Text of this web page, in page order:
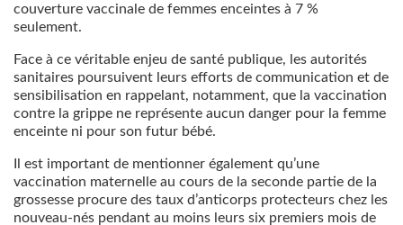
couverture vaccinale de femmes enceintes à 7 %
seulement.
Face à ce véritable enjeu de santé publique, les autorités
sanitaires poursuivent leurs efforts de communication et de
sensibilisation en rappelant, notamment, que la vaccination
contre la grippe ne représente aucun danger pour la femme
enceinte ni pour son futur bébé.
Il est important de mentionner également qu’une
vaccination maternelle au cours de la seconde partie de la
grossesse procure des taux d’anticorps protecteurs chez les
nouveau-nés pendant au moins leurs six premiers mois de